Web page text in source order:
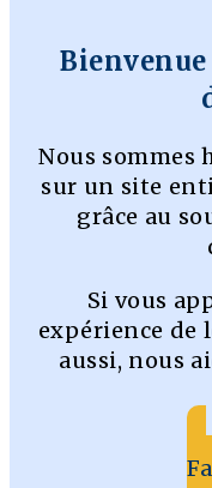
Nous sommes
sur un site
grâce au
Si vous
expérience de
aussi, nous